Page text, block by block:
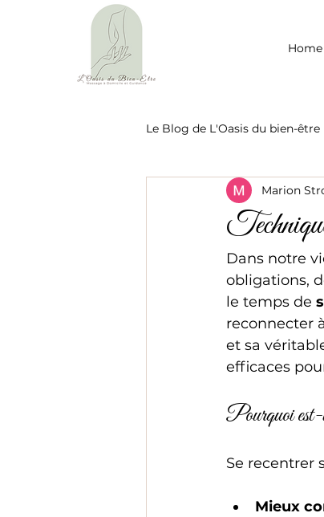
Home
Le Blog de L'Oasis du bien-être
Marion
Dans notre
obligations,
le temps de
reconnecter
et sa
efficaces
Pourquoi est-
Se recentrer
Mieux